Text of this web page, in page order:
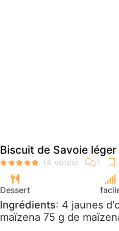
Biscuit de Savoie léger
Dessert
Ingrédients: 4 jaunes
maïzena 75 g de